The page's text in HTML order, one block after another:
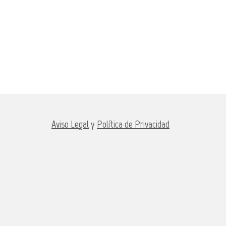
Aviso Legaly Política de Privacidad